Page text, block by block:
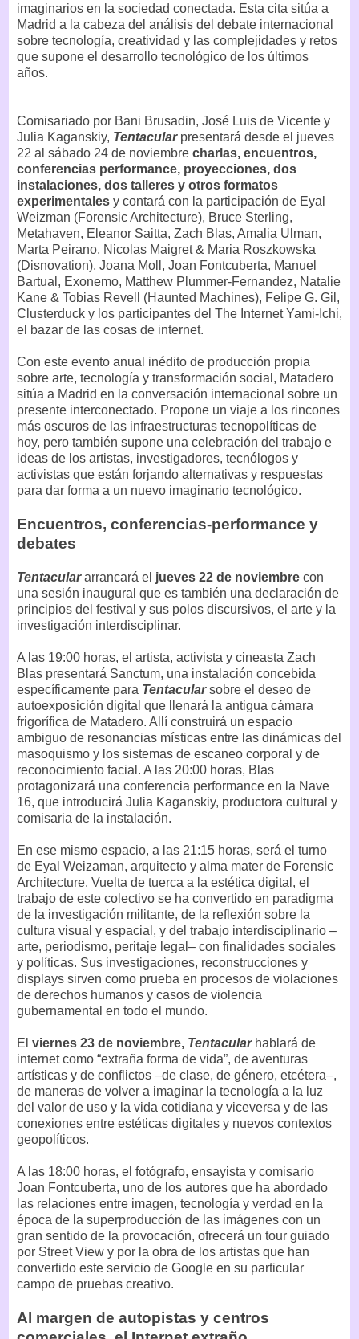
imaginarios en la sociedad conectada. Esta cita sitúa a
Madrid a la cabeza del análisis del debate internacional
sobre tecnología, creatividad y las complejidades y retos
que supone el desarrollo tecnológico de los últimos
años.
Comisariado por Bani Brusadin, José Luis de Vicente y
Julia Kaganskiy, Tentacular presentará desde el jueves
22 al sábado 24 de noviembre charlas, encuentros,
conferencias performance, proyecciones, dos
instalaciones, dos talleres y otros formatos
experimentales y contará con la participación de Eyal
Weizman (Forensic Architecture), Bruce Sterling,
Metahaven, Eleanor Saitta, Zach Blas, Amalia Ulman,
Marta Peirano, Nicolas Maigret & Maria Roszkowska
(Disnovation), Joana Moll, Joan Fontcuberta, Manuel
Bartual, Exonemo, Matthew Plummer-Fernandez, Natalie
Kane & Tobias Revell (Haunted Machines), Felipe G. Gil,
Clusterduck y los participantes del The Internet Yami-Ichi,
el bazar de las cosas de internet.
Con este evento anual inédito de producción propia
sobre arte, tecnología y transformación social, Matadero
sitúa a Madrid en la conversación internacional sobre un
presente interconectado. Propone un viaje a los rincones
más oscuros de las infraestructuras tecnopolíticas de
hoy, pero también supone una celebración del trabajo e
ideas de los artistas, investigadores, tecnólogos y
activistas que están forjando alternativas y respuestas
para dar forma a un nuevo imaginario tecnológico.
Encuentros, conferencias-performance y
debates
Tentaculararrancará el jueves 22 de noviembre con
una sesión inaugural que es también una declaración de
principios del festival y sus polos discursivos, el arte y la
investigación interdisciplinar.
A las 19:00 horas, el artista, activista y cineasta Zach
Blas presentará Sanctum, una instalación concebida
específicamente para Tentacularsobre el deseo de
autoexposición digital que llenará la antigua cámara
frigorífica de Matadero. Allí construirá un espacio
ambiguo de resonancias místicas entre las dinámicas del
masoquismo y los sistemas de escaneo corporal y de
reconocimiento facial. A las 20:00 horas, Blas
protagonizará una conferencia performance en la Nave
16, que introducirá Julia Kaganskiy, productora cultural y
comisaria de la instalación.
En ese mismo espacio, a las 21:15 horas, será el turno
de Eyal Weizaman, arquitecto y alma mater de Forensic
Architecture. Vuelta de tuerca a la estética digital, el
trabajo de este colectivo se ha convertido en paradigma
de la investigación militante, de la reflexión sobre la
cultura visual y espacial, y del trabajo interdisciplinario –
arte, periodismo, peritaje legal– con finalidades sociales
y políticas. Sus investigaciones, reconstrucciones y
displays sirven como prueba en procesos de violaciones
de derechos humanos y casos de violencia
gubernamental en todo el mundo.
El viernes 23 de noviembre, Tentacular hablará de
internet como “extraña forma de vida”, de aventuras
artísticas y de conflictos –de clase, de género, etcétera–,
de maneras de volver a imaginar la tecnología a la luz
del valor de uso y la vida cotidiana y viceversa y de las
conexiones entre estéticas digitales y nuevos contextos
geopolíticos.
A las 18:00 horas, el fotógrafo, ensayista y comisario
Joan Fontcuberta, uno de los autores que ha abordado
las relaciones entre imagen, tecnología y verdad en la
época de la superproducción de las imágenes con un
gran sentido de la provocación, ofrecerá un tour guiado
por Street View y por la obra de los artistas que han
convertido este servicio de Google en su particular
campo de pruebas creativo.
Al margen de autopistas y centros